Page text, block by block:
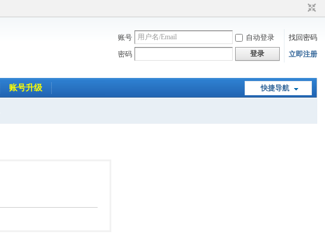
账号 自动登录
找回密码
密码
登录 立即注册
快捷导航
账号升级